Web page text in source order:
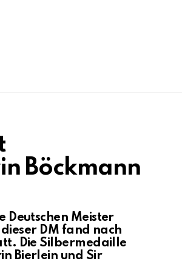
Böckmann
Deutschen Meister
DM fand nach
Die Silbermedaille
Bierlein und Sir